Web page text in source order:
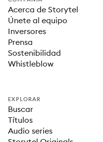
Acerca de Storytel
Únete al equipo
Inversores
Prensa
Sostenibilidad
Whistleblow
EXPLORAR
Buscar
Títulos
Audio series